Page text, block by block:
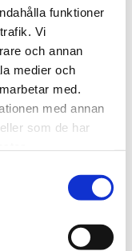
funktioner
Vi
och annan
medier och
med.
med annan
som de har
runt 60